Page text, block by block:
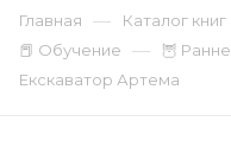
Главная — Каталог книг
📕 Обучение — 🦉
Екскаватор Артема